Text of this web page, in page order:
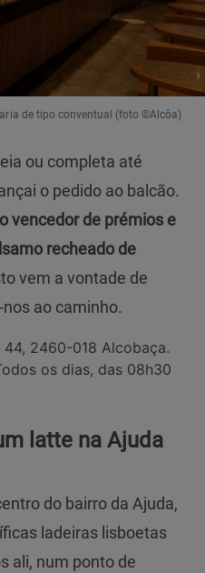
de tipo conventual (foto ©Alcôa)
ou completa até
o pedido ao balcão.
vencedor de prémios e
recheado de
vem a vontade de
ao caminho.
2460-018 Alcobaça.
os dias, das 08h30
latte na Ajuda
do bairro da Ajuda,
ladeiras lisboetas
ali, num ponto de